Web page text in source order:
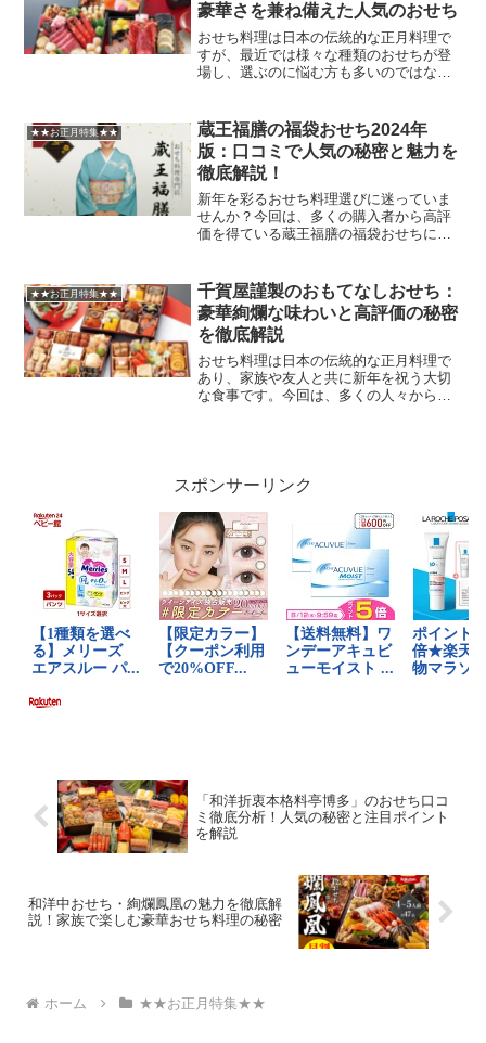
豪華さを兼ね備えた人気のおせち
おせち料理は日本の伝統的な正月料理で
すが、最近では様々な種類のおせちが登
場し、選ぶのに悩む方も多いのではない
修おせち「華ぎんざ」について、口コミ
をもとに詳しく紹介します...
★★お正月特集★★
蔵王福膳の福袋おせち2024年
版：口コミで人気の秘密と魅力を
徹底解説！
新年を彩るおせち料理選びに迷っていま
せんか？今回は、多くの購入者から高評
価を得ている蔵王福膳の福袋おせちにつ
族や友人との新年の食卓を特別なものに
する秘訣をお伝えします。蔵...
★★お正月特集★★
千賀屋謹製のおもてなしおせち：
豪華絢爛な味わいと高評価の秘密
を徹底解説
おせち料理は日本の伝統的な正月料理で
あり、家族や友人と共に新年を祝う大切
な食事です。今回は、多くの人々から高
スポンサーリンク
「和洋折衷本格料亭博多」のおせち口コ
ミ徹底分析！人気の秘密と注目ポイント
を解説
和洋中おせち・絢爛鳳凰の魅力を徹底解
説！家族で楽しむ豪華おせち料理の秘密
ホーム ★★お正月特集★★